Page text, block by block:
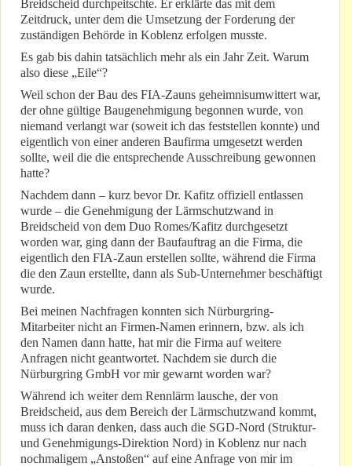
Breidscheid durchpeitschte. Er erklärte das mit dem
Zeitdruck, unter dem die Umsetzung der Forderung der
zuständigen Behörde in Koblenz erfolgen musste.
Es gab bis dahin tatsächlich mehr als ein Jahr Zeit. Warum
also diese „Eile“?
Weil schon der Bau des FIA-Zauns geheimnisumwittert war,
der ohne gültige Baugenehmigung begonnen wurde, von
niemand verlangt war (soweit ich das feststellen konnte) und
eigentlich von einer anderen Baufirma umgesetzt werden
sollte, weil die die entsprechende Ausschreibung gewonnen
hatte?
Nachdem dann – kurz bevor Dr. Kafitz offiziell entlassen
wurde – die Genehmigung der Lärmschutzwand in
Breidscheid von dem Duo Romes/Kafitz durchgesetzt
worden war, ging dann der Baufauftrag an die Firma, die
eigentlich den FIA-Zaun erstellen sollte, während die Firma
die den Zaun erstellte, dann als Sub-Unternehmer beschäftigt
wurde.
Bei meinen Nachfragen konnten sich Nürburgring-
Mitarbeiter nicht an Firmen-Namen erinnern, bzw. als ich
den Namen dann hatte, hat mir die Firma auf weitere
Anfragen nicht geantwortet. Nachdem sie durch die
Nürburgring GmbH vor mir gewarnt worden war?
Während ich weiter dem Rennlärm lausche, der von
Breidscheid, aus dem Bereich der Lärmschutzwand kommt,
muss ich daran denken, dass auch die SGD-Nord (Struktur-
und Genehmigungs-Direktion Nord) in Koblenz nur nach
nochmaligem „Anstoßen“ auf eine Anfrage von mir im